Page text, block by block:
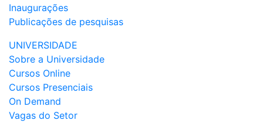
Inaugurações
Publicações de pesquisas
UNIVERSIDADE
Sobre a Universidade
Cursos Online
Cursos Presenciais
On Demand
Vagas do Setor